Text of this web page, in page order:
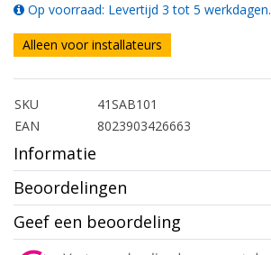
Op voorraad: Levertijd 3 tot 5 werkdagen.
Alleen voor installateurs
SKU
41SAB101
EAN
8023903426663
Informatie
Beoordelingen
Geef een beoordeling